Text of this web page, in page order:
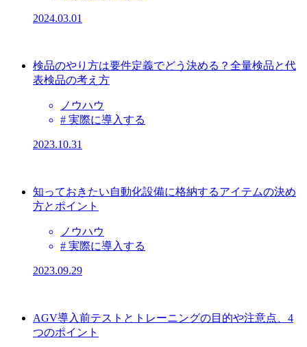
2024.03.01
検品のやり方は要件定義でどう決める？全量検品と代
表検品の考え方
ノウハウ
# 実際に導入する
2023.10.31
知っておきたい自動化設備に格納するアイテムの決め
方とポイント
ノウハウ
# 実際に導入する
2023.09.29
AGV導入前テストとトレーニングの目的や注意点、4
つのポイント